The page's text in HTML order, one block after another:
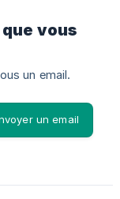
vous
un email.
un email